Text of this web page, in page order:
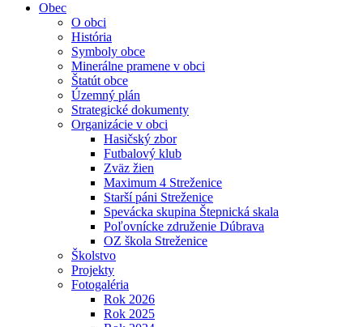
Obec
O obci
História
Symboly obce
Minerálne pramene v obci
Štatút obce
Územný plán
Strategické dokumenty
Organizácie v obci
Hasičský zbor
Futbalový klub
Zväz žien
Maximum 4 Streženice
Starší páni Streženice
Spevácka skupina Štepnická skala
Poľovnícke združenie Dúbrava
OZ škola Streženice
Školstvo
Projekty
Fotogaléria
Rok 2026
Rok 2025